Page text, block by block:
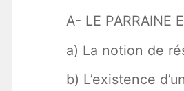
A- LE PARRAINE
a) La notion de
b) L’existence